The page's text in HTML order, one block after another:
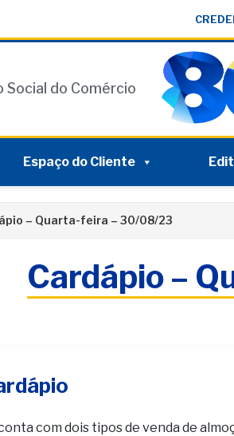
Social do Comércio
Espaço do Cliente
– Quarta-feira – 30/08/23
Cardápio –
com dois tipos de venda de